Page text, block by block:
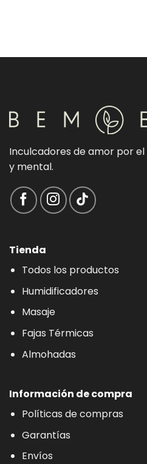
Inculcadores de amor por
y mental.
Tienda
Todos los productos
Humidificadores
Masaje
Fajas Térmicas
Almohadas
Información de compra
Políticas de compras
Garantías
Envíos